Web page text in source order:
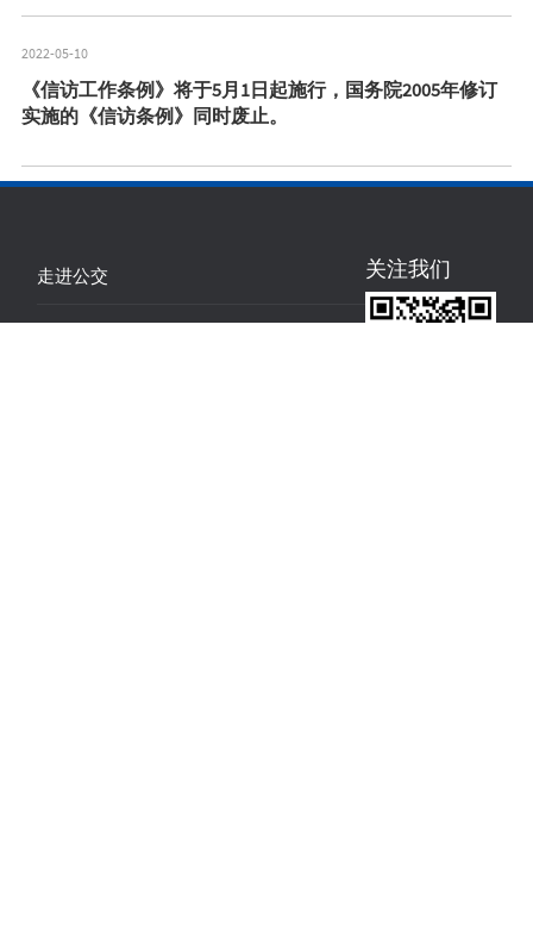
2022-05-10
《信访工作条例》将于5月1日起施行，国务院2005年修订
实施的《信访条例》同时废止。
走进公交 关注我们